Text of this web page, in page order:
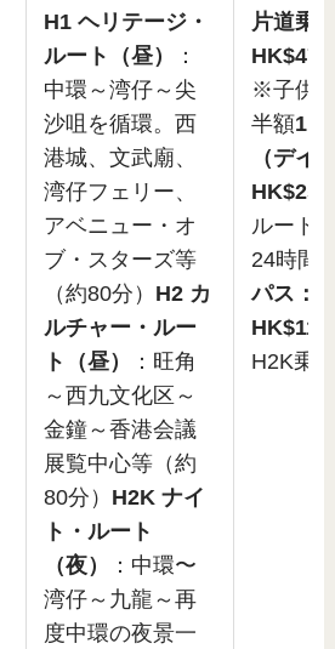
H1 ヘリテージ・
ルート（昼）
：
中環～湾仔～尖
沙咀を循環。西
港城、文武廟、
湾仔フェリー、
アベニュー・オ
ブ・スターズ等
（約80分） H2 カ
ルチャー・ルー
ト（昼）
：旺角
～西九文化区～
金鐘～香港会議
展覧中心等（約
80分） H2K ナイ
ト・ルート
（夜）
：中環〜
湾仔～九龍～再
度中環の夜景一
片道乗
※子供
半額1日
（デイ
HK$250
ルート
24時間
パス：
HK$114
H2K乗